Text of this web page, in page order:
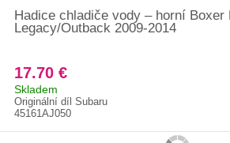
Hadice chladiče vody – horní Boxer
Legacy/Outback 2009-2014
17.70 €
Skladem
Originální díl Subaru
45161AJ050